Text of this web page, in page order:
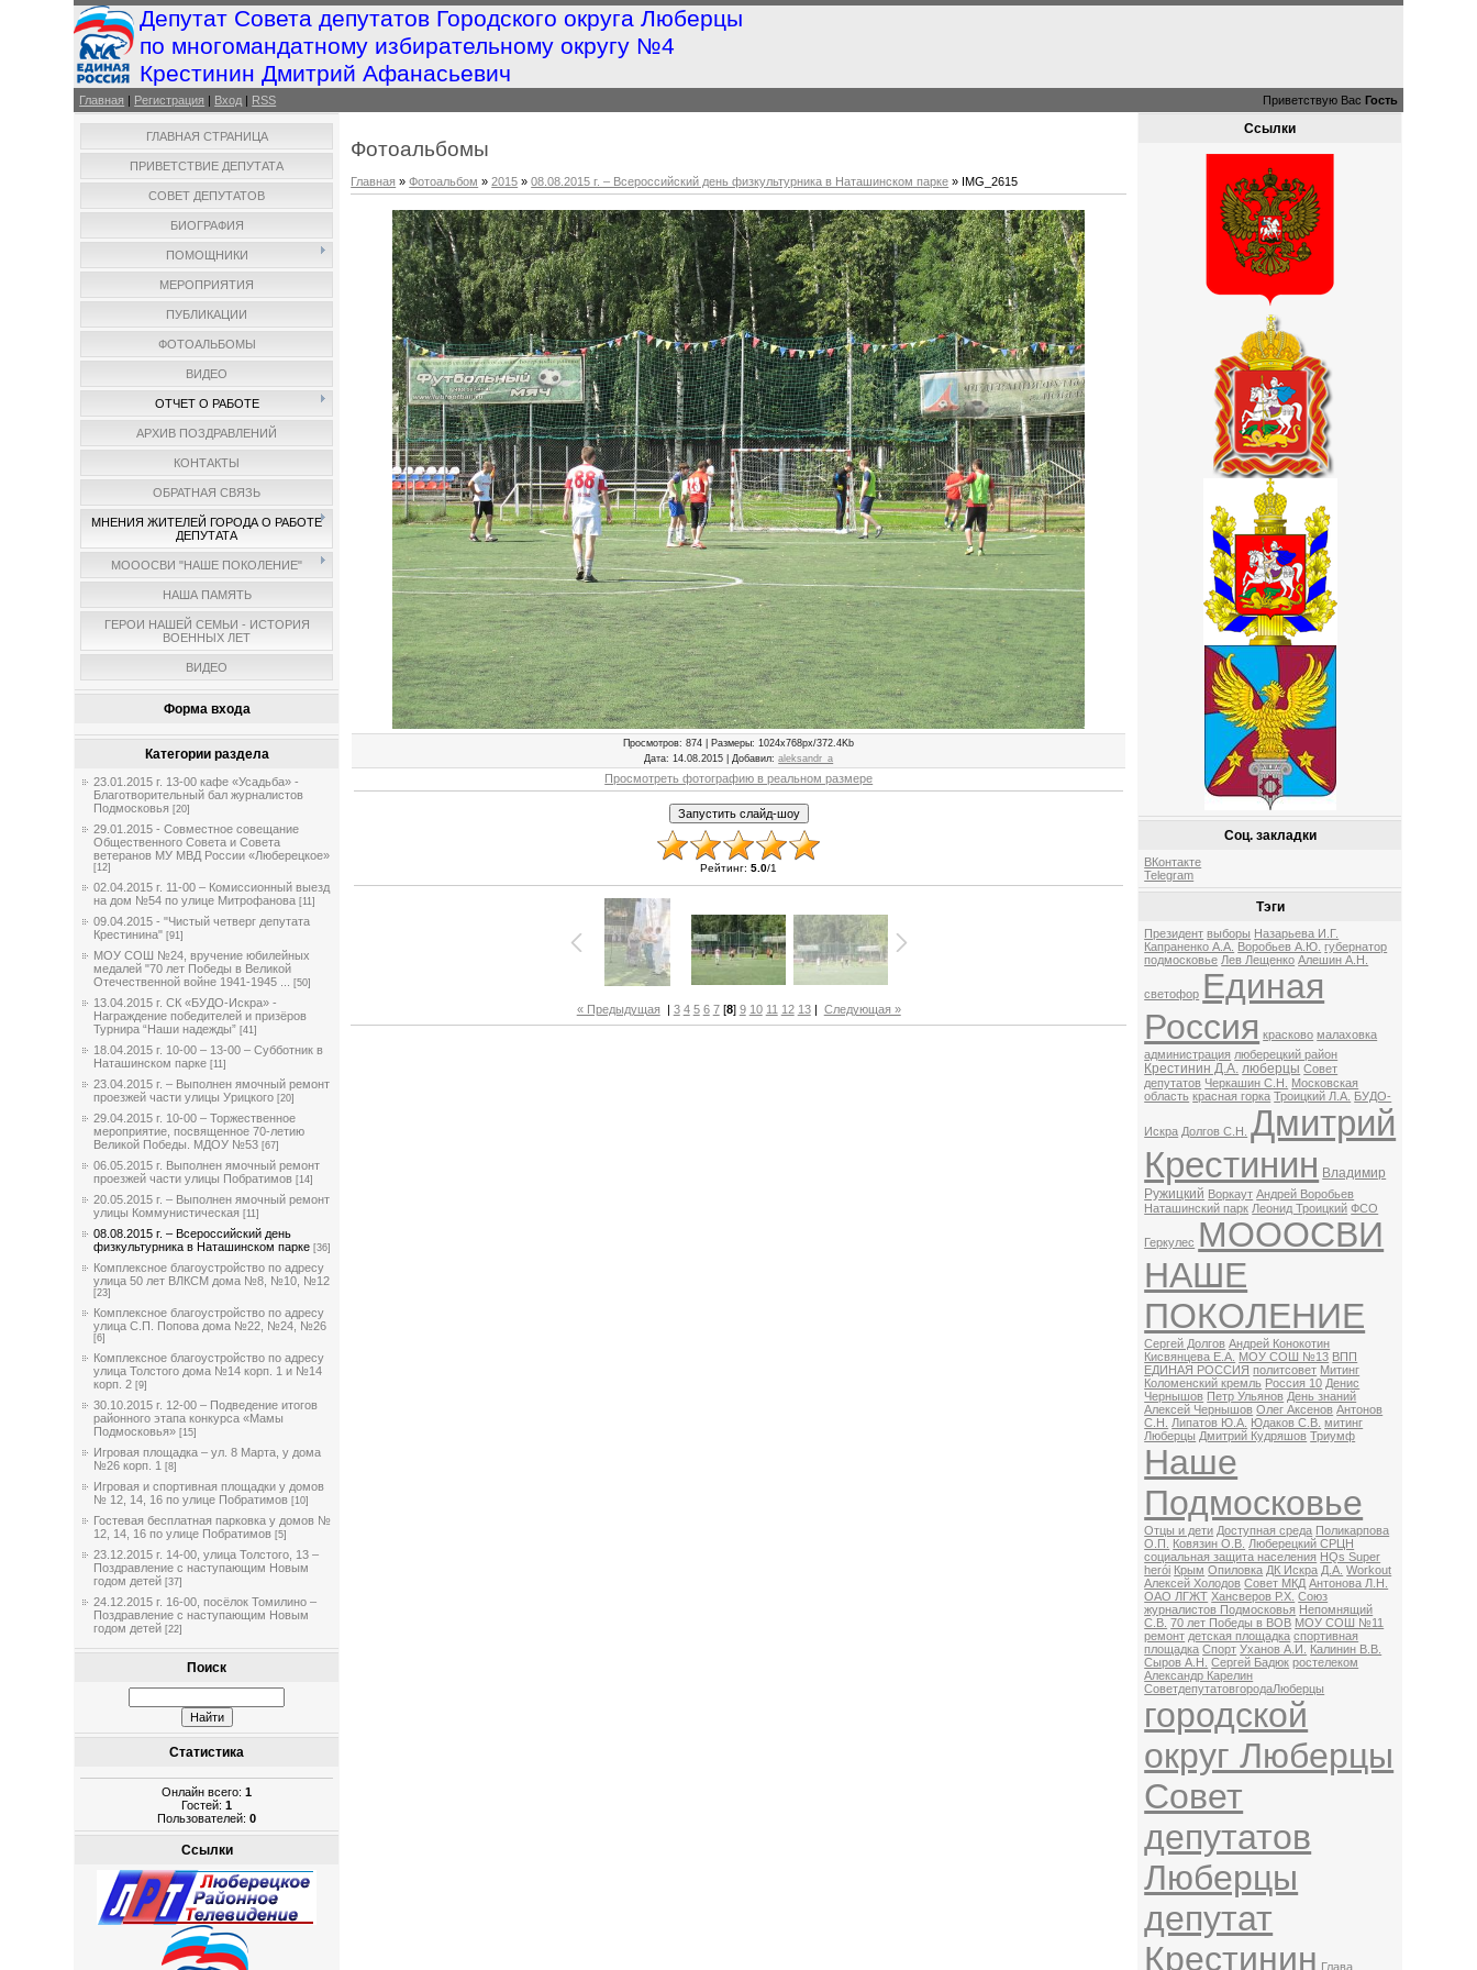
Депутат Совета депутатов Городского округа Люберцы
по многомандатному избирательному округу №4
Крестинин Дмитрий Афанасьевич
Главная | Регистрация | Вход | RSS Приветствую Вас Гость
ГЛАВНАЯ СТРАНИЦА
ПРИВЕТСТВИЕ ДЕПУТАТА
СОВЕТ ДЕПУТАТОВ
БИОГРАФИЯ
ПОМОЩНИКИ
МЕРОПРИЯТИЯ
ПУБЛИКАЦИИ
ФОТОАЛЬБОМЫ
ВИДЕО
ОТЧЕТ О РАБОТЕ
АРХИВ ПОЗДРАВЛЕНИЙ
КОНТАКТЫ
ОБРАТНАЯ СВЯЗЬ
МНЕНИЯ ЖИТЕЛЕЙ ГОРОДА О РАБОТЕ
ДЕПУТАТА
МОООСВИ "НАШЕ ПОКОЛЕНИЕ"
НАША ПАМЯТЬ
ГЕРОИ НАШЕЙ СЕМЬИ - ИСТОРИЯ
ВОЕННЫХ ЛЕТ
ВИДЕО
Форма входа
Категории раздела
23.01.2015 г. 13-00 кафе «Усадьба» -
Благотворительный бал журналистов
Подмосковья [20]
29.01.2015 - Совместное совещание
Общественного Совета и Совета
ветеранов МУ МВД России «Люберецкое»
[12]
02.04.2015 г. 11-00 – Комиссионный выезд
на дом №54 по улице Митрофанова [11]
09.04.2015 - "Чистый четверг депутата
Крестинина" [91]
МОУ СОШ №24, вручение юбилейных
медалей "70 лет Победы в Великой
Отечественной войне 1941-1945 ...
[50]
13.04.2015 г. СК «БУДО-Искра» -
Награждение победителей и призёров
Турнира “Наши надежды” [41]
18.04.2015 г. 10-00 – 13-00 – Субботник в
Наташинском парке [11]
23.04.2015 г. – Выполнен ямочный ремонт
проезжей части улицы Урицкого [20]
29.04.2015 г. 10-00 – Торжественное
мероприятие, посвященное 70-летию
Великой Победы. МДОУ №53 [67]
06.05.2015 г. Выполнен ямочный ремонт
проезжей части улицы Побратимов [14]
20.05.2015 г. – Выполнен ямочный ремонт
улицы Коммунистическая [11]
08.08.2015 г. – Всероссийский день
физкультурника в Наташинском парке [36]
Комплексное благоустройство по адресу
улица 50 лет ВЛКСМ дома №8, №10, №12
[23]
Комплексное благоустройство по адресу
улица С.П. Попова дома №22, №24, №26
[6]
Комплексное благоустройство по адресу
улица Толстого дома №14 корп. 1 и №14
корп. 2 [9]
30.10.2015 г. 12-00 – Подведение итогов
районного этапа конкурса «Мамы
Подмосковья» [15]
Игровая площадка – ул. 8 Марта, у дома
№26 корп. 1 [8]
Игровая и спортивная площадки у домов
№ 12, 14, 16 по улице Побратимов [10]
Гостевая бесплатная парковка у домов №
12, 14, 16 по улице Побратимов [5]
23.12.2015 г. 14-00, улица Толстого, 13 –
Поздравление с наступающим Новым
годом детей [37]
24.12.2015 г. 16-00, посёлок Томилино –
Поздравление с наступающим Новым
годом детей [22]
Поиск
Статистика
Онлайн всего:1
Гостей:1
Пользователей:0
Ссылки
Фотоальбомы
Главная »Фотоальбом »2015 »08.08.2015 г. – Всероссийский день физкультурника в Наташинском парке » IMG_2615
Просмотров: 874 | Размеры: 1024x768px/372.4Kb
Дата: 14.08.2015 | Добавил:aleksandr_a
Просмотреть фотографию в реальном размере
Рейтинг: 5.0/1
« Предыдущая | 3 4 5 6 7[8] 9 10 11 12 13| Следующая »
Ссылки
Соц. закладки
ВКонтакте
Telegram
Тэги
Президент выборы Назарьева И.Г.
Капраненко А.А. Воробьев А.Ю. губернатор
подмосковье Лев Лещенко Алешин А.Н.
светофор Единая
Россия красково малаховка
администрация люберецкий район
Крестинин Д.А. люберцы Совет
депутатов Черкашин С.Н.
Московская
область красная горка Троицкий Л.А. БУДО-
Искра Долгов С.Н.
Дмитрий
Крестинин Владимир
Ружицкий Воркаут Андрей Воробьев
Наташинский парк Леонид Троицкий ФСО
Геркулес МОООСВИ
НАШЕ
ПОКОЛЕНИЕ
Сергей Долгов Андрей Конокотин
Кисвянцева Е.А. МОУ СОШ №13 ВПП
ЕДИНАЯ РОССИЯ политсовет Митинг
Коломенский кремль Россия 10 Денис
Чернышов Петр Ульянов День знаний
Алексей Чернышов Олег Аксенов Антонов
С.Н.
Липатов Ю.А. Юдаков С.В. митинг
Люберцы Дмитрий Кудряшов Триумф
Наше
Подмосковье
Отцы и дети Доступная среда Поликарпова
О.П.
Ковязин О.В. Люберецкий СРЦН
социальная защита населения HQs Super
herói Крым Опиловка ДК Искра Д.А. Workout
Алексей Холодов Совет МКД Антонова Л.Н.
ОАО ЛГЖТ Хансверов Р.Х. Союз
журналистов Подмосковья Непомнящий
С.В. 70 лет Победы в ВОВ МОУ СОШ №11
ремонт детская площадка спортивная
площадка Спорт Уханов А.И.
Калинин В.В.
Сыров А.Н.
Сергей Бадюк ростелеком
Александр Карелин
СоветдепутатовгородаЛюберцы
городской
округ Люберцы
Совет
депутатов
Люберцы
депутат
Крестинин Глава